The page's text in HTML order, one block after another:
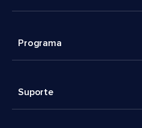
Programa
Suporte